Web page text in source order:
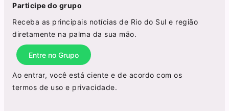
Participe do grupo
Receba as principais notícias de Rio do Sul e região
diretamente na palma da sua mão.
Entre no Grupo
Ao entrar, você está ciente e de acordo com os
termos de uso e privacidade.